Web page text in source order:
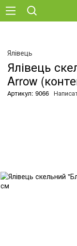
Ялівець
Ялівець
Arrow
Артикул: 9066